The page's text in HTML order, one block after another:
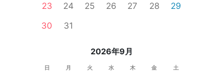
23
24 25 26 27 28
29
30
31
2026年9月
日 月 火 水 木 金 土